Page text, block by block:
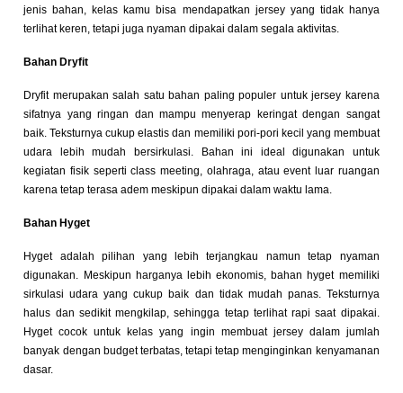
jenis bahan, kelas kamu bisa mendapatkan jersey yang tidak hanya
terlihat keren, tetapi juga nyaman dipakai dalam segala aktivitas.
Bahan Dryfit
Dryfit merupakan salah satu bahan paling populer untuk jersey karena
sifatnya yang ringan dan mampu menyerap keringat dengan sangat
baik. Teksturnya cukup elastis dan memiliki pori-pori kecil yang membuat
udara lebih mudah bersirkulasi. Bahan ini ideal digunakan untuk
kegiatan fisik seperti class meeting, olahraga, atau event luar ruangan
karena tetap terasa adem meskipun dipakai dalam waktu lama.
Bahan Hyget
Hyget adalah pilihan yang lebih terjangkau namun tetap nyaman
digunakan. Meskipun harganya lebih ekonomis, bahan hyget memiliki
sirkulasi udara yang cukup baik dan tidak mudah panas. Teksturnya
halus dan sedikit mengkilap, sehingga tetap terlihat rapi saat dipakai.
Hyget cocok untuk kelas yang ingin membuat jersey dalam jumlah
banyak dengan budget terbatas, tetapi tetap menginginkan kenyamanan
dasar.